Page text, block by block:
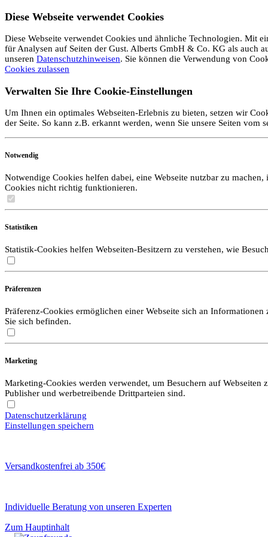
Diese Webseite verwendet Cookies
Diese Webseite verwendet Cookies und ähnliche Technologien. Mit
für Analysen auf Seiten der Gust. Alberts GmbH & Co. KG als auch
unseren Datenschutzhinweisen. Sie können die Verwendung von
Cookies zulassen
Verwalten Sie Ihre Cookie-Einstellungen
Um Ihnen ein optimales Webseiten-Erlebnis zu bieten, setzen wir
der Seite. So kann z.B. erkannt werden, wenn Sie unsere Seiten
Notwendig
Notwendige Cookies helfen dabei, eine Webseite nutzbar zu
Cookies nicht richtig funktionieren.
Statistiken
Statistik-Cookies helfen Webseiten-Besitzern zu verstehen, wie
Präferenzen
Präferenz-Cookies ermöglichen einer Webseite sich an
Sie sich befinden.
Marketing
Marketing-Cookies werden verwendet, um Besuchern auf
Publisher und werbetreibende Drittparteien sind.
Datenschutzerklärung
Einstellungen speichern
Versandkostenfrei ab 350€
Individuelle Beratung von unseren Experten
Zum Hauptinhalt